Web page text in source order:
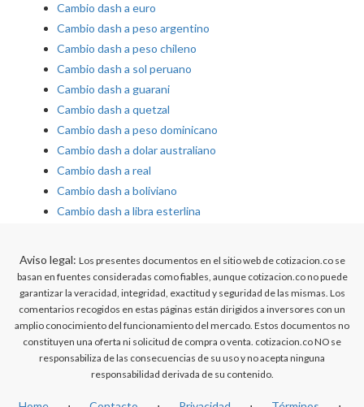
Cambio dash a euro
Cambio dash a peso argentino
Cambio dash a peso chileno
Cambio dash a sol peruano
Cambio dash a guarani
Cambio dash a quetzal
Cambio dash a peso dominicano
Cambio dash a dolar australiano
Cambio dash a real
Cambio dash a boliviano
Cambio dash a libra esterlina
Aviso legal: Los presentes documentos en el sitio web de cotizacion.co se
basan en fuentes consideradas como fiables, aunque cotizacion.co no puede
garantizar la veracidad, integridad, exactitud y seguridad de las mismas. Los
comentarios recogidos en estas páginas están dirigidos a inversores con un
amplio conocimiento del funcionamiento del mercado. Estos documentos no
constituyen una oferta ni solicitud de compra o venta. cotizacion.co NO se
responsabiliza de las consecuencias de su uso y no acepta ninguna
responsabilidad derivada de su contenido.